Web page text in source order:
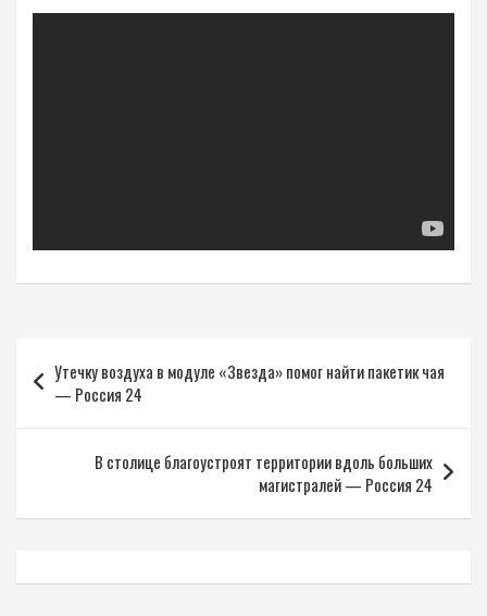
по
записям
Утечку воздуха в модуле «Звезда» помог найти пакетик чая
— Россия 24
В столице благоустроят территории вдоль больших
магистралей — Россия 24